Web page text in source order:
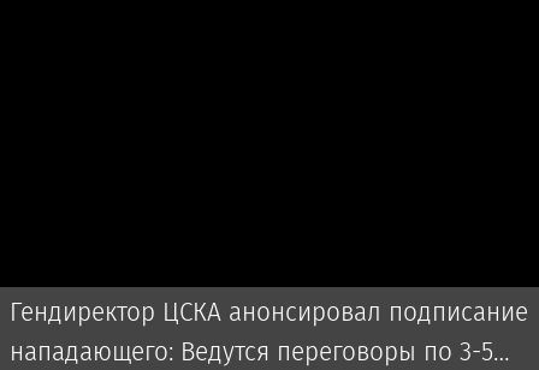
Гендиректор ЦСКА анонсировал подписание
нападающего: Ведутся переговоры по 3-5